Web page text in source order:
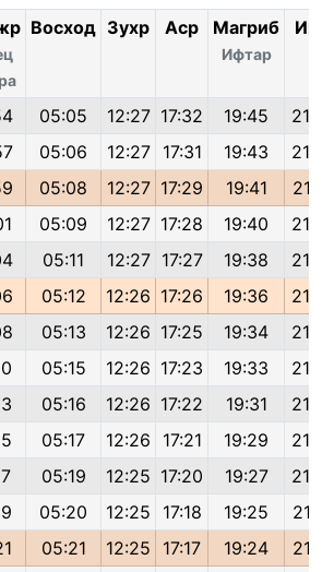
Восход Зухр Аср Магриб
Ифтар
05:05 12:27 17:32 19:45
05:06 12:27 17:31 19:43
05:08 12:27 17:29 19:41
05:09 12:27 17:28 19:40
05:11 12:27 17:27 19:38
05:12 12:26 17:26 19:36
05:13 12:26 17:25 19:34
05:15 12:26 17:23 19:33
05:16 12:26 17:22 19:31
05:17 12:26 17:21 19:29
05:19 12:25 17:20 19:27
05:20 12:25 17:18 19:25
05:21 12:25 17:17 19:24